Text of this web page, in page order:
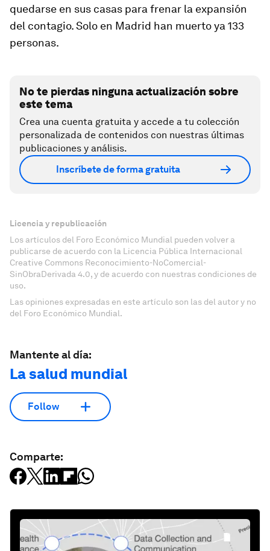
quedarse en sus casas para frenar la expansión
del contagio. Solo en Madrid han muerto ya 133
personas.
No te pierdas ninguna actualización sobre
este tema
Crea una cuenta gratuita y accede a tu colección
personalizada de contenidos con nuestras últimas
publicaciones y análisis.
Inscríbete de forma gratuita
Licencia y republicación
Los artículos del Foro Económico Mundial pueden volver a
publicarse de acuerdo con la Licencia Pública Internacional
Creative Commons Reconocimiento-NoComercial-
SinObraDerivada 4.0, y de acuerdo con nuestras condiciones de
uso.
Las opiniones expresadas en este artículo son las del autor y no
del Foro Económico Mundial.
Mantente al día:
La salud mundial
Follow
Comparte: